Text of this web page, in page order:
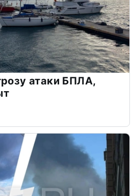
атаки БПЛА,